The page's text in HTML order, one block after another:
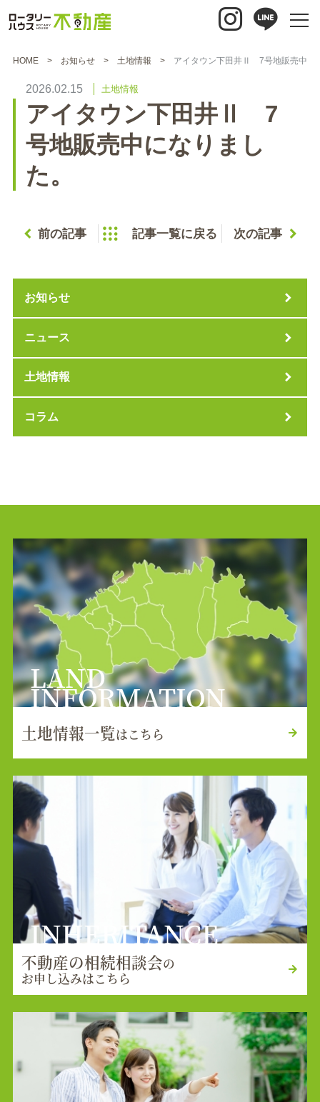
HOME お知らせ 土地情報 アイタウン下田井Ⅱ 7号地販売中に
2026.02.15 土地情報
アイタウン下田井Ⅱ 7
号地販売中になりまし
た。
前の記事 記事一覧に戻る 次の記事
お知らせ
ニュース
土地情報
コラム
LAND
INFORMATION
土地情報一覧はこちら
INHERITANCE
不動産の相続相談会の
お申し込みはこちら